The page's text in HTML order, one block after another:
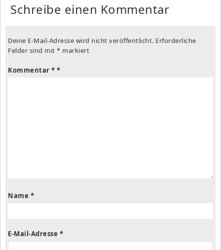
Schreibe einen Kommentar
Deine E-Mail-Adresse wird nicht veröffentlicht. Erforderliche
Felder sind mit * markiert
Kommentar *
Name *
E-Mail-Adresse *